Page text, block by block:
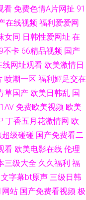
看 免费色情A片网扯 91
在线视频 福利爱爱网
女同 日韩性爱网址 在
不卡 66精品视频 国产
线网址观看 欧美激情日
喷潮一区 福利姬足交在
草国产 欧美日韩乱 国
免费欧美视频 欧美
丁香五月花激情网 欧
超级碰碰 国产免费看二
看 欧美电影在线 伦理
三级大全 久久福利 福
字幕bt原声 三级日韩
网站 国产免费看视频 极